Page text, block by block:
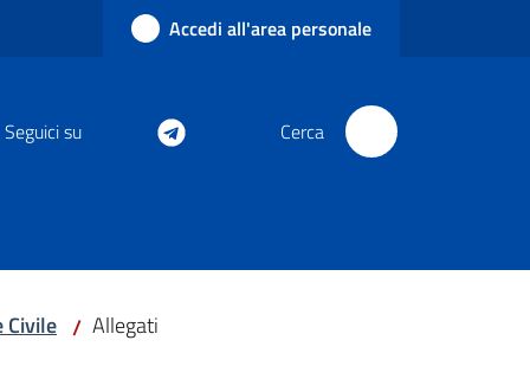
Accedi all'area personale
Seguici su Cerca
Civile / Allegati